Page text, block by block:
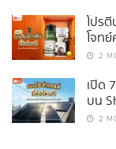
โปร
โจท
2
เปิด
บน
2